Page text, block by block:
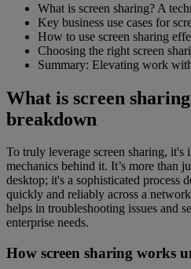
What is screen sharing? A
Key business use cases for
How to use screen sharing
Choosing the right screen
Summary: Elevating work
What is screen
breakdown
To truly leverage screen sharing, it's
mechanics behind it. It’s more than
desktop; it's a sophisticated process
quickly and reliably across a
helps in troubleshooting issues and
enterprise needs.
How screen sharing works